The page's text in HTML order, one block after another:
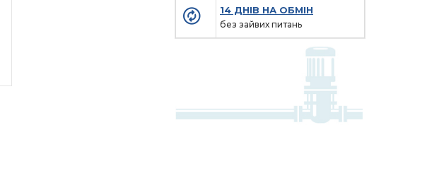
14 ДНІВ НА ОБМІН
без зайвих питань